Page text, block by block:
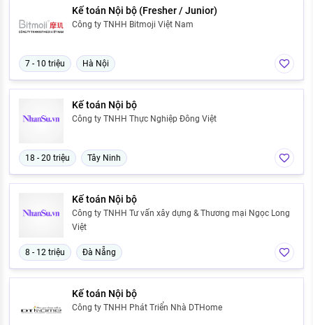
Kế toán Nội bộ (Fresher / Junior)
Công ty TNHH Bitmoji Việt Nam
7 - 10 triệu Hà Nội
Kế toán Nội bộ
Công ty TNHH Thực Nghiệp Đông Việt
18 - 20 triệu Tây Ninh
Kế toán Nội bộ
Công ty TNHH Tư vấn xây dựng & Thương mại Ngọc Long
Việt
8 - 12 triệu Đà Nẵng
Kế toán Nội bộ
Công ty TNHH Phát Triển Nhà DTHome